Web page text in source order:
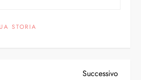
STORIA
Successivo